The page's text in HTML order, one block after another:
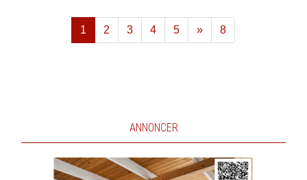
1 2 3 4 5
»
Næste
8
ANNONCER